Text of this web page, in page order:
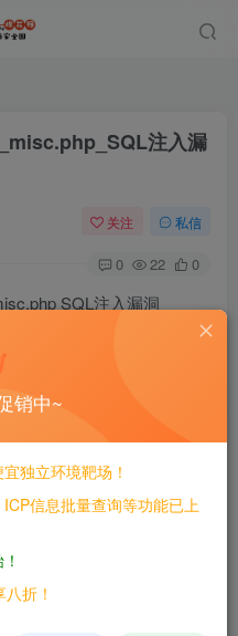
注入漏
关注 私信
0 22 0
SQL注入漏洞
后台已经可以利用数据库
，但是有同mysql的其他
搞定同mysql的其他网
销中~
独立环境靶场！
信息批量查询等功能已上
折！